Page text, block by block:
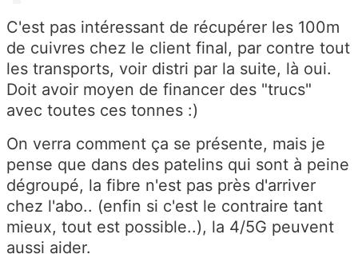
C'est pas intéressant de récupérer les 100m
de cuivres chez le client final, par contre tout
les transports, voir distri par la suite, là oui.
Doit avoir moyen de financer des "trucs"
avec toutes ces tonnes :)
On verra comment ça se présente, mais je
pense que dans des patelins qui sont à peine
dégroupé, la fibre n'est pas près d'arriver
chez l'abo.. (enfin si c'est le contraire tant
mieux, tout est possible..), la 4/5G peuvent
aussi aider.